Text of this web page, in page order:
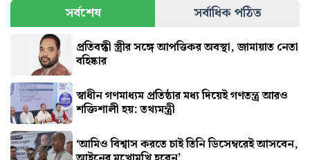
সর্বশেষ সর্বাধিক পঠিত
প্রতিবন্ধী স্ত্রীর সঙ্গে আপত্তিকর অবস্থা, জামায়াত নেতা
বহিষ্কার
স্বাধীন গণমাধ্যম প্রতিষ্ঠার মধ্য দিয়েই গণতন্ত্র আরও
শক্তিশালী হয়: তথ্যমন্ত্রী
‘আমিও বিশ্বাস করতে চাই তিনি ডিসেম্বরেই আসবেন,